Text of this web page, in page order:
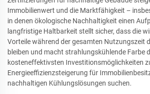
Immobilienwert und die Marktfähigkeit –
in denen ökologische Nachhaltigkeit einen
langfristige Haltbarkeit stellt sicher, dass die
Vorteile während der gesamten Nutzungszeit
bleiben und macht strahlungskühlende Farbe
kosteneffektivsten Investitionsmöglichkeiten
Energieeffizienzsteigerung für
nachhaltigen Kühlungslösungen suchen.